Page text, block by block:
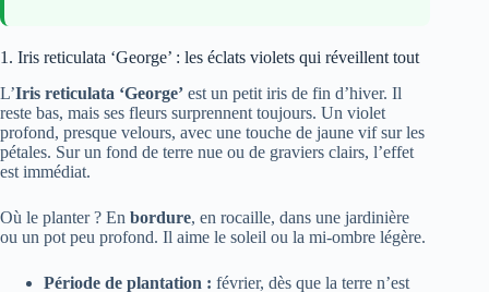
1. Iris reticulata ‘George’ : les éclats violets qui réveillent tout
L’Iris reticulata ‘George’ est un petit iris de fin d’hiver. Il
reste bas, mais ses fleurs surprennent toujours. Un violet
profond, presque velours, avec une touche de jaune vif sur les
pétales. Sur un fond de terre nue ou de graviers clairs, l’effet
est immédiat.
Où le planter ? En bordure, en rocaille, dans une jardinière
ou un pot peu profond. Il aime le soleil ou la mi-ombre légère.
Période de plantation : février, dès que la terre n’est